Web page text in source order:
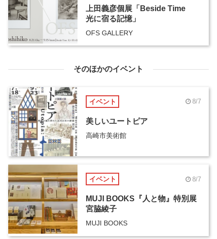
上田義彦個展「Beside Time
光に宿る記憶」
OFS GALLERY
そのほかのイベント
イベント 8/7
美しいユートピア
高崎市美術館
イベント 8/7
MUJI BOOKS『人と物』特別展
宮脇綾子
MUJI BOOKS